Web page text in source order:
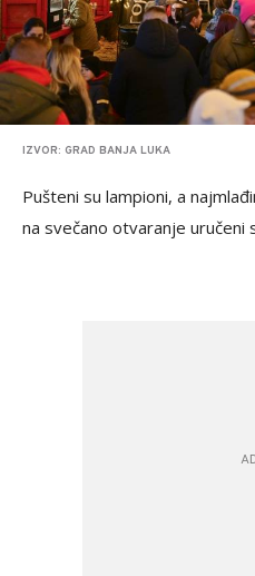
IZVOR: GRAD BANJA LUKA
Pušteni su lampioni, a
na svečano otvaranje uručeni